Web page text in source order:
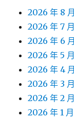
2026 年 8 月
2026 年 7 月
2026 年 6 月
2026 年 5 月
2026 年 4 月
2026 年 3 月
2026 年 2 月
2026 年 1 月